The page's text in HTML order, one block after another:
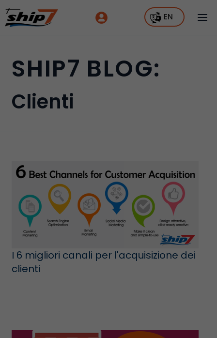
EN
SHIP7 BLOG:
Clienti
I 6 migliori canali per l'acquisizione dei
clienti